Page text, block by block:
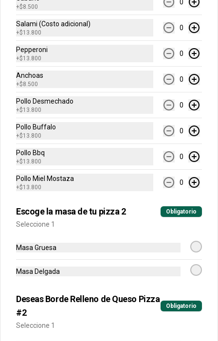
Arma tu pizza única mediana
Una pizza de 6 porciones!
Arma tu pizza única grande
Una pizza de 8 porciones!
$51.900
Acompañantes
Alitas
Calzonni
Preparado en una base de pizza con
+$8.500
0
Salami (Costo adicional)
+$13.800
0
Pepperoni
+$13.800
0
Anchoas
+$8.500
0
Pollo Desmechado
+$13.800
0
Pollo Buffalo
+$13.800
0
Pollo Bbq
+$13.800
0
Pollo Miel Mostaza
+$13.800
0
Escoge la masa de tu pizza 2 Obligatorio
Seleccione 1
Masa Gruesa
Masa Delgada
Deseas Borde Relleno de Queso Pizza
#2
Obligatorio
Seleccione 1